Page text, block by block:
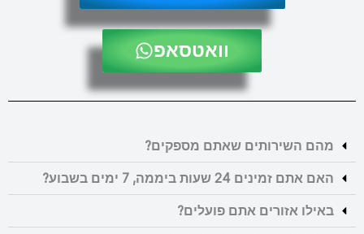
וואטסאפ
מהם השירותים שאתם מספקים?
האם אתם זמינים 24 שעות ביממה, 7 ימים בשבוע?
באילו אזורים אתם פועלים?